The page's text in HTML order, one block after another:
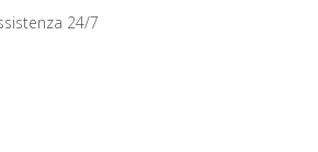
24/7